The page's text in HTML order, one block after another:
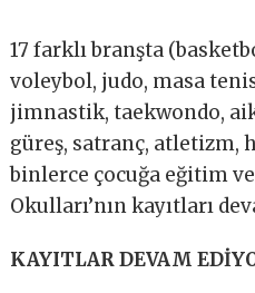
17 farklı branşta
voleybol, judo, masa
jimnastik, taekwondo,
güreş, satranç, atletizm,
binlerce çocuğa eğitim
Okulları’nın kayıtları
KAYITLAR DEVAM